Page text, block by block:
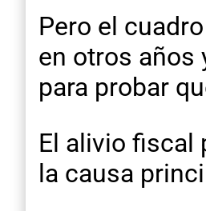
Pero el
en otros años
para probar
El alivio fiscal
la causa